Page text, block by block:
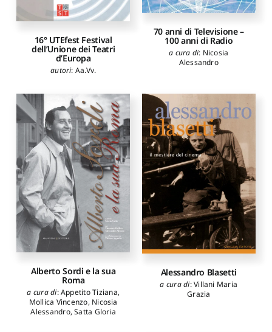
16° UTEfest Festival
dell’Unione dei Teatri
d’Europa
autori: Aa.Vv.
70 anni di Televisione –
100 anni di Radio
a cura di: Nicosia
Alessandro
Alberto Sordi e la sua
Roma
a cura di:Appetito Tiziana,
Mollica Vincenzo, Nicosia
Alessandro,Satta Gloria
Alessandro Blasetti
a cura di:Villani Maria
Grazia